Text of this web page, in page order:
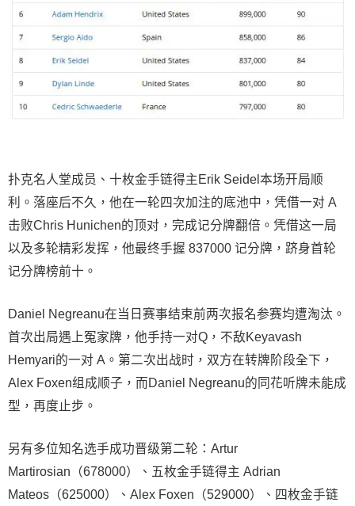
扑克名人堂成员、十枚金手链得主Erik Seidel本场开局顺
利。落座后不久，他在一轮四次加注的底池中，凭借一对 A
击败Chris Hunichen的顶对，完成记分牌翻倍。凭借这一局
以及多轮精彩发挥，他最终手握 837000 记分牌，跻身首轮
记分牌榜前十。
Daniel Negreanu在当日赛事结束前两次报名参赛均遭淘汰。
首次出局遇上冤家牌，他手持一对Q，不敌Keyavash
Hemyari的一对 A。第二次出战时，双方在转牌阶段全下，
Alex Foxen组成顺子，而Daniel Negreanu的同花听牌未能成
型，再度止步。
另有多位知名选手成功晋级第二轮：Artur
Martirosian（678000）、五枚金手链得主 Adrian
Mateos（625000）、Alex Foxen（529000）、四枚金手链